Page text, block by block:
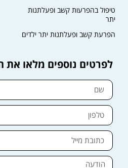
טיפול בהפרעות קשב ופעלתנות
יתר
הפרעת קשב ופעלתנות יתר ילדים
לפרטים נוספים מלאו את